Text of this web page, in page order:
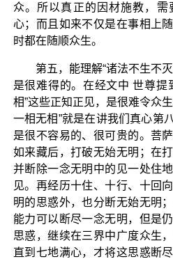
众。所以真正的因材施教，
心；而且如来不仅是在事相上
时都在随顺众生。
第五，能理解“诸法不生不
是很难得的。在经文中 世尊提
相”这些正知正见，是很难令众
一相无相”就是在讲我们真心第
是很不容易的、很可贵的。菩
如来藏后，打破无始无明；在
并断除一念无明中的见一处住
见。再经历十住、十行、十回
明的思惑外，也分断无始无明
能力可以断尽一念无明，但是
思惑，继续在三界中广度众生
直到七地满心，才将这思惑断